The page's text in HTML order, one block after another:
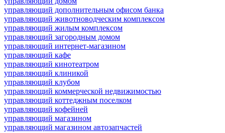
управляющий дополнительным офисом банка
управляющий животноводческим комплексом
управляющий жилым комплексом
управляющий загородным домом
управляющий интернет-магазином
управляющий кафе
управляющий кинотеатром
управляющий клиникой
управляющий клубом
управляющий коммерческой недвижимостью
управляющий коттеджным поселком
управляющий кофейней
управляющий магазином
управляющий магазином автозапчастей